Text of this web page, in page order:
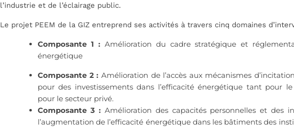
l’industrie et de l’éclairage public.
Le projet PEEM de la GIZ entreprend ses activités à travers cinq domaines
Composante 1 :Amélioration du cadre stratégique et
énergétique
Composante 2 : Amélioration de l’accès aux mécanismes
pour des investissements dans l’efficacité énergétique tant pour
pour le secteur privé.
Composante 3 :Amélioration des capacités personnelles et des
l’augmentation de l’efficacité énergétique dans les bâtiments des